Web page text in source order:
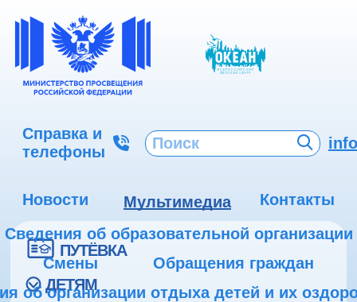
Справка и
телефоны
Новости Мультимедиа
Контакты
Сведения об образовательной организации
Смены
Обращения граждан
об организации отдыха детей и их
ПУТЁВКА
ДЕТЯМ